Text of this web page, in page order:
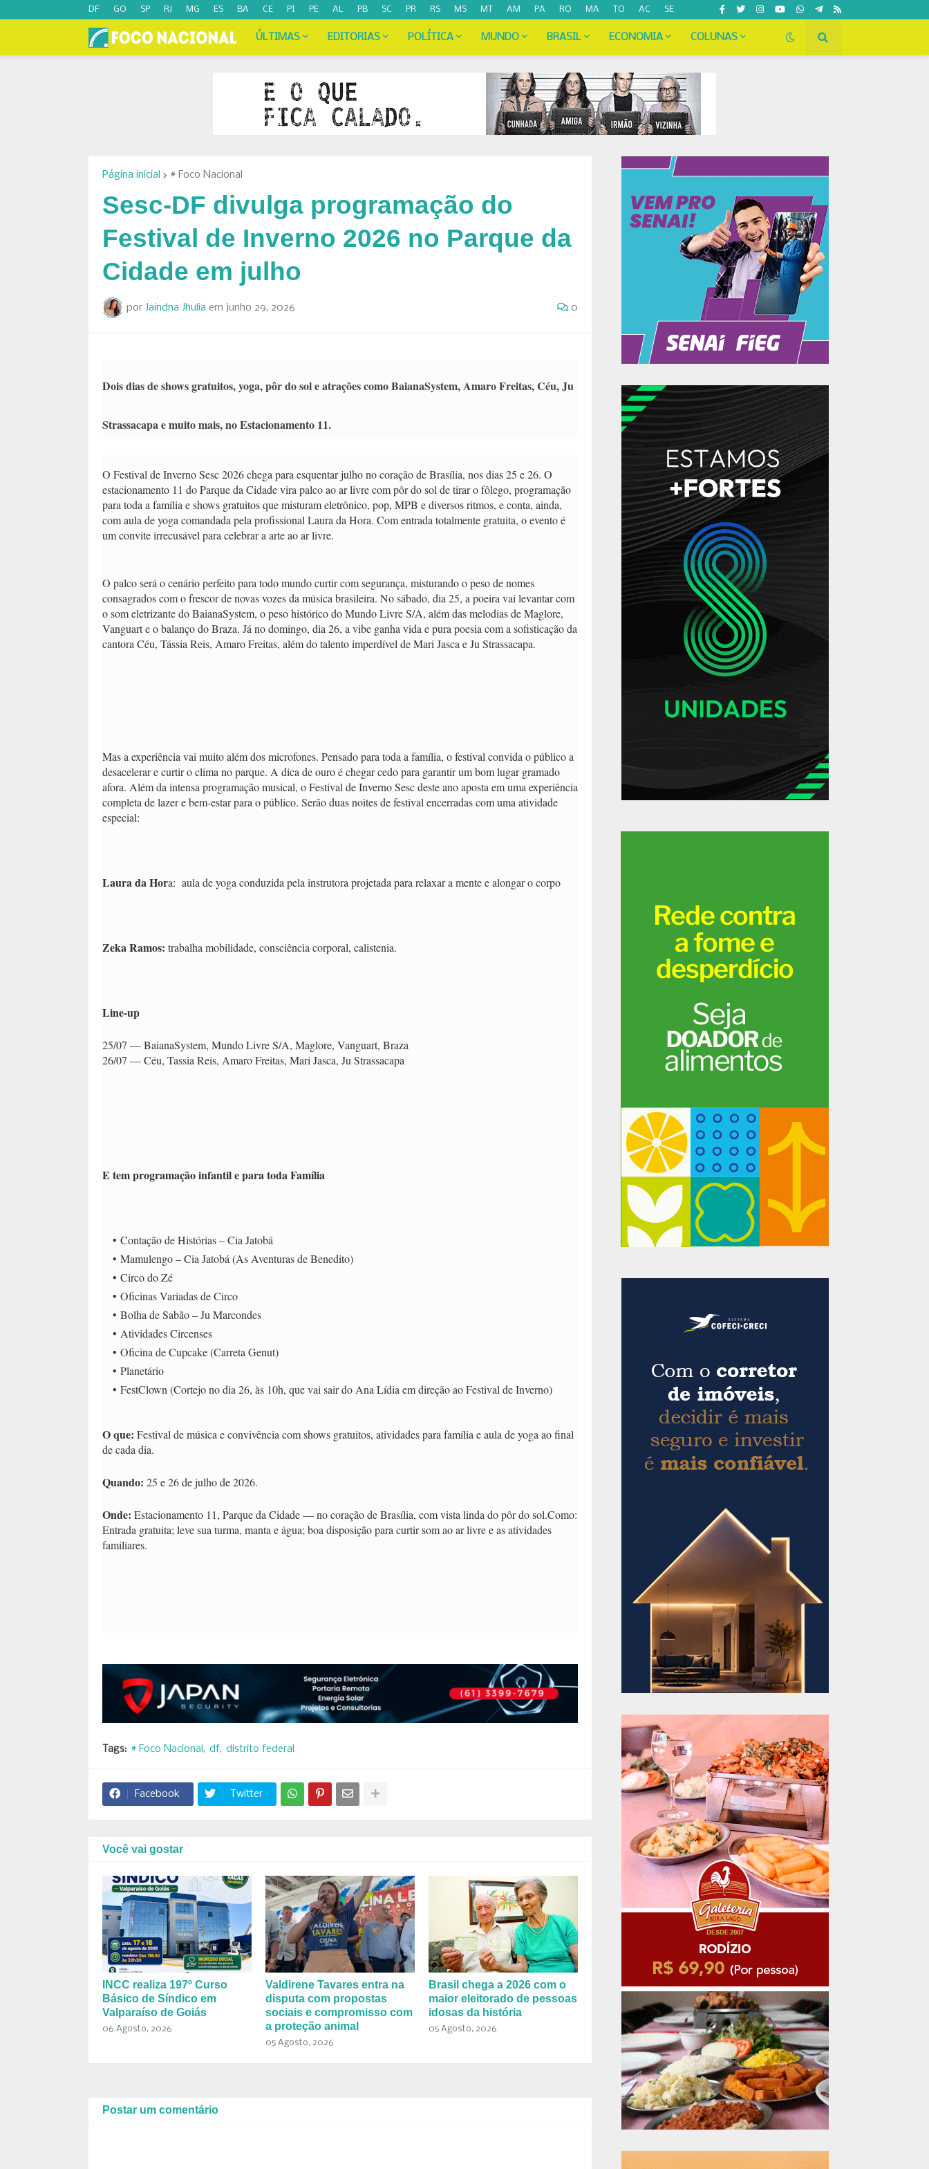
DF GO SP RJ MG ES BA CE PI PE AL PB SC PR RS MS MT AM PA RO MA TO AC SE
ÚLTIMAS EDITORIAS POLÍTICA MUNDO BRASIL ECONOMIA COLUNAS
Página inicial # Foco Nacional
Sesc-DF divulga programação do
Festival de Inverno 2026 no Parque da
Cidade em julho
por Jaindna Jhulia em junho 29, 2026 0
Dois dias de shows gratuitos, yoga, pôr do sol e atrações como BaianaSystem, Amaro Freitas, Céu, Ju
Strassacapa e muito mais, no Estacionamento 11.
O Festival de Inverno Sesc 2026 chega para esquentar julho no coração de Brasília, nos dias 25 e 26. O
estacionamento 11 do Parque da Cidade vira palco ao ar livre com pôr do sol de tirar o fôlego, programação
para toda a família e shows gratuitos que misturam eletrônico, pop, MPB e diversos ritmos, e conta, ainda,
com aula de yoga comandada pela profissional Laura da Hora. Com entrada totalmente gratuita, o evento é
um convite irrecusável para celebrar a arte ao ar livre.
O palco será o cenário perfeito para todo mundo curtir com segurança, misturando o peso de nomes
consagrados com o frescor de novas vozes da música brasileira. No sábado, dia 25, a poeira vai levantar com
o som eletrizante do BaianaSystem, o peso histórico do Mundo Livre S/A, além das melodias de Maglore,
Vanguart e o balanço do Braza. Já no domingo, dia 26, a vibe ganha vida e pura poesia com a sofisticação da
cantora Céu, Tássia Reis, Amaro Freitas, além do talento imperdível de Mari Jasca e Ju Strassacapa.
Mas a experiência vai muito além dos microfones. Pensado para toda a família, o festival convida o público a
desacelerar e curtir o clima no parque. A dica de ouro é chegar cedo para garantir um bom lugar gramado
afora. Além da intensa programação musical, o Festival de Inverno Sesc deste ano aposta em uma experiência
completa de lazer e bem-estar para o público. Serão duas noites de festival encerradas com uma atividade
especial:
Laura da Hora: aula de yoga conduzida pela instrutora projetada para relaxar a mente e alongar o corpo
Zeka Ramos: trabalha mobilidade, consciência corporal, calistenia.
Line-up
25/07 — BaianaSystem, Mundo Livre S/A, Maglore, Vanguart, Braza
26/07 — Céu, Tassia Reis, Amaro Freitas, Mari Jasca, Ju Strassacapa
E tem programação infantil e para toda Família
Contação de Histórias – Cia Jatobá
Mamulengo – Cia Jatobá (As Aventuras de Benedito)
Circo do Zé
Oficinas Variadas de Circo
Bolha de Sabão – Ju Marcondes
Atividades Circenses
Oficina de Cupcake (Carreta Genut)
Planetário
FestClown (Cortejo no dia 26, às 10h, que vai sair do Ana Lídia em direção ao Festival de Inverno)
O que: Festival de música e convivência com shows gratuitos, atividades para família e aula de yoga ao final
de cada dia.
Quando: 25 e 26 de julho de 2026.
Onde: Estacionamento 11, Parque da Cidade — no coração de Brasília, com vista linda do pôr do sol.Como:
Entrada gratuita; leve sua turma, manta e água; boa disposição para curtir som ao ar livre e as atividades
familiares.
Tags: # Foco Nacional df distrito federal
Facebook Twitter
Você vai gostar
INCC realiza 197º Curso
Básico de Síndico em
Valparaíso de Goiás
06 Agosto, 2026
Valdirene Tavares entra na
disputa com propostas
sociais e compromisso com
a proteção animal
05 Agosto, 2026
Brasil chega a 2026 com o
maior eleitorado de pessoas
idosas da história
05 Agosto, 2026
Postar um comentário